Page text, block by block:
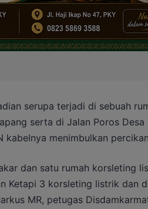
serupa terjadi di sebuah
serta di Jalan Poros Desa
kabelnya menimbulkan
dan satu rumah korsleting
Ketapi 3 korsleting listrik dan
MR, petugas